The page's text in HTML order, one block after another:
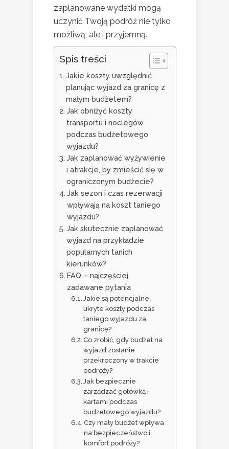
zaplanowane wydatki mogą
uczynić Twoją podróż nie tylko
możliwą, ale i przyjemną.
Spis treści
Jakie koszty uwzględnić
planując wyjazd za granicę z
małym budżetem?
Jak obniżyć koszty
transportu i noclegów
podczas budżetowego
wyjazdu?
Jak zaplanować wyżywienie
i atrakcje, by zmieścić się w
ograniczonym budżecie?
Jak sezon i czas rezerwacji
wpływają na koszt taniego
wyjazdu?
Jak skutecznie zaplanować
wyjazd na przykładzie
popularnych tanich
kierunków?
FAQ – najczęściej
zadawane pytania
Jakie są potencjalne
ukryte koszty podczas
taniego wyjazdu za
granicę?
Co zrobić, gdy budżet na
wyjazd zostanie
przekroczony w trakcie
podróży?
Jak bezpiecznie
zarządzać gotówką i
kartami podczas
budżetowego wyjazdu?
Czy mały budżet wpływa
na bezpieczeństwo i
komfort podróży?